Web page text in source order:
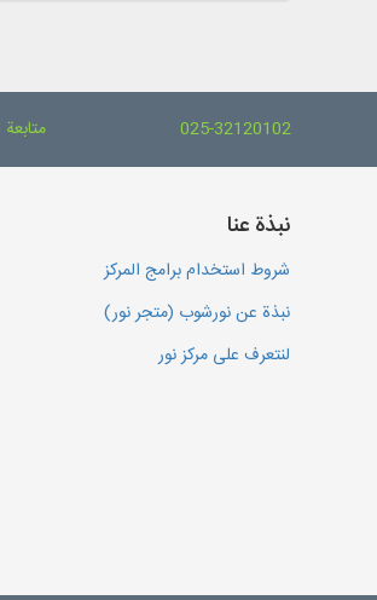
025-32120102
نبذة عنا
شروط استخدام برامج المركز
نبذة عن نورشوب (متجر نور)
لنتعرف على مركز نور